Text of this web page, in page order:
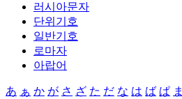
러시아문자
단위기호
일반기호
로마자
아랍어
あ ぁ か が さ ざ た だ な は ば ぱ ま